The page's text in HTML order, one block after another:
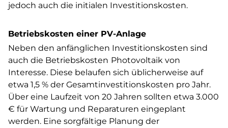
jedoch auch die initialen Investitionskosten.
Betriebskosten einer PV-Anlage
Neben den anfänglichen Investitionskosten sind
auch die Betriebskosten Photovoltaik von
Interesse. Diese belaufen sich üblicherweise auf
etwa 1,5 % der Gesamtinvestitionskosten pro Jahr.
Über eine Laufzeit von 20 Jahren sollten etwa 3.000
€ für Wartung und Reparaturen eingeplant
werden. Eine sorgfältige Planung der